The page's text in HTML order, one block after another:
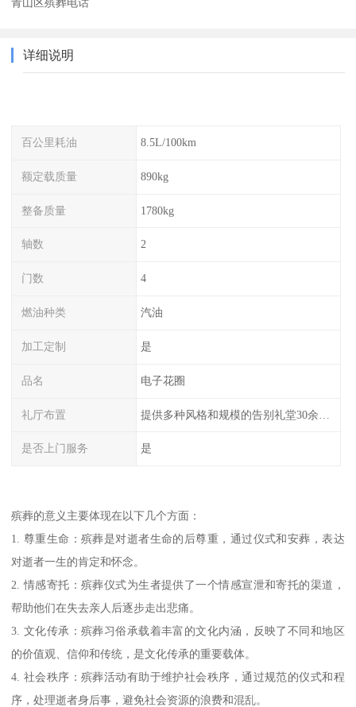
青山区殡葬电话
详细说明
百公里耗油 8.5L/100km
额定载质量 890kg
整备质量 1780kg
轴数 2
门数 4
燃油种类 汽油
加工定制 是
品名 电子花圈
礼厅布置
是否上门服务 是
殡葬的意义主要体现在以下几个方面：
1. 尊重生命：殡葬是对逝者生命的后尊重，通过仪式和安葬，表达
对逝者一生的肯定和怀念。
2. 情感寄托：殡葬仪式为生者提供了一个情感宣泄和寄托的渠道，
帮助他们在失去亲人后逐步走出悲痛。
3. 文化传承：殡葬习俗承载着丰富的文化内涵，反映了不同和地区
的价值观、信仰和传统，是文化传承的重要载体。
4. 社会秩序：殡葬活动有助于维护社会秩序，通过规范的仪式和程
序，处理逝者身后事，避免社会资源的浪费和混乱。